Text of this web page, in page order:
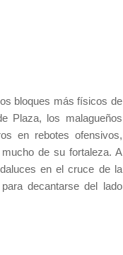
bloques más físicos de
Plaza, los malagueños
en rebotes ofensivos,
de su fortaleza. A
en el cruce de la
decantarse del lado